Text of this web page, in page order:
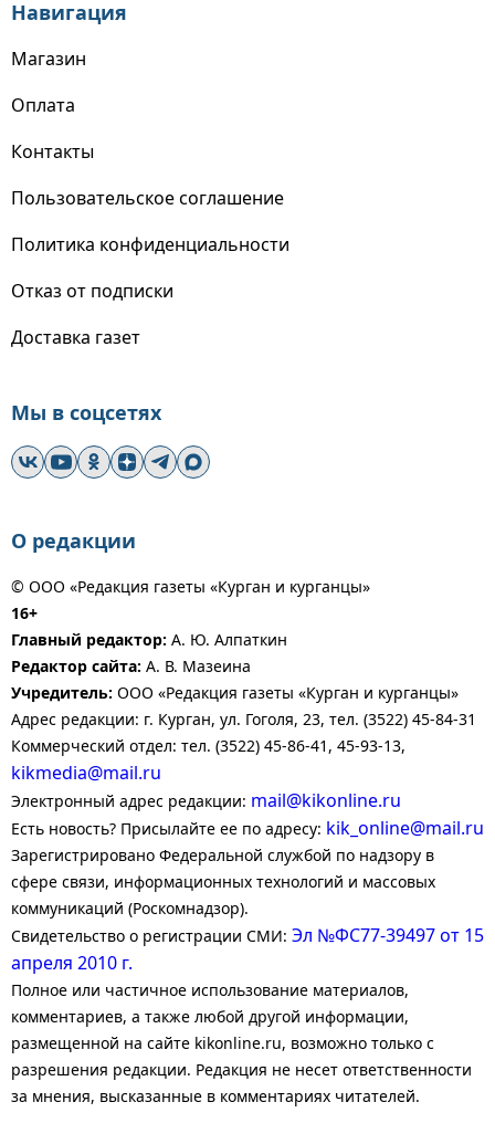
Навигация
Магазин
Оплата
Контакты
Пользовательское соглашение
Политика конфиденциальности
Отказ от подписки
Доставка газет
Мы в соцсетях
О редакции
© ООО «Редакция газеты «Курган и курганцы»
16+
Главный редактор: А. Ю. Алпаткин
Редактор сайта: А. В. Мазеина
Учредитель: ООО «Редакция газеты «Курган и курганцы»
Адрес редакции: г. Курган, ул. Гоголя, 23, тел. (3522) 45-84-31
Коммерческий отдел: тел. (3522) 45-86-41, 45-93-13,
kikmedia@mail.ru
Электронный адрес редакции: mail@kikonline.ru
Есть новость? Присылайте ее по адресу: kik_online@mail.ru
Зарегистрировано Федеральной службой по надзору в
сфере связи, информационных технологий и массовых
коммуникаций (Роскомнадзор).
Свидетельство о регистрации СМИ: Эл №ФС77-39497 от 15
апреля 2010 г.
Полное или частичное использование материалов,
комментариев, а также любой другой информации,
размещенной на сайте kikonline.ru, возможно только с
разрешения редакции. Редакция не несет ответственности
за мнения, высказанные в комментариях читателей.